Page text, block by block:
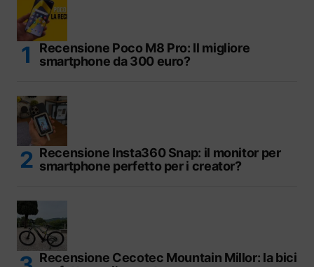
Recensione Poco M8 Pro: Il migliore
smartphone da 300 euro?
Recensione Insta360 Snap: il monitor per
smartphone perfetto per i creator?
Recensione Cecotec Mountain Millor: la bici